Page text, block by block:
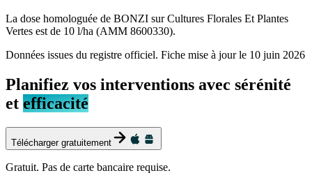
La dose homologuée de BONZI sur Cultures Florales Et Plantes
Vertes est de 10 l/ha (AMM 8600330).
Données issues du registre officiel. Fiche mise à jour le 10 juin 2026
Planifiez vos interventions avec sérénité
et efficacité
Télécharger gratuitement
Gratuit. Pas de carte bancaire requise.